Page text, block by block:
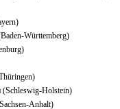
Württemberg)
Holstein)
Anhalt)